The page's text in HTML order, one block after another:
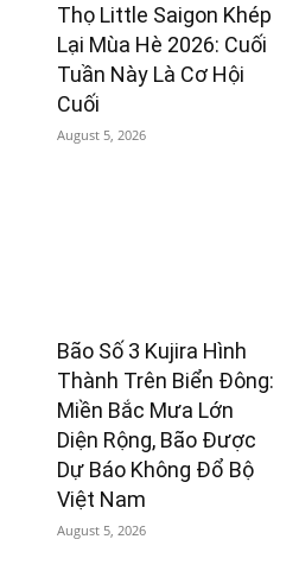
Thọ Little Saigon Khép
Lại Mùa Hè 2026: Cuối
Tuần Này Là Cơ Hội
Cuối
August 5, 2026
Bão Số 3 Kujira Hình
Thành Trên Biển Đông:
Miền Bắc Mưa Lớn
Diện Rộng, Bão Được
Dự Báo Không Đổ Bộ
Việt Nam
August 5, 2026